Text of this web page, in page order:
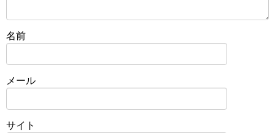
名前
メール
サイト